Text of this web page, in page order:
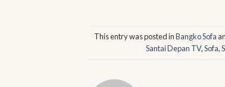
This entry was posted inBangko Sofa
Santai Depan TV,Sofa,